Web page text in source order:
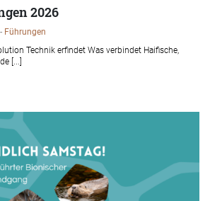
2026
Führungen
Technik erfindet Was verbindet Haifische,
[...]